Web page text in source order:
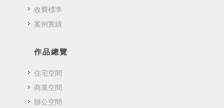
收費標準
案例實績
作品總覽
住宅空間
商業空間
辦公空間